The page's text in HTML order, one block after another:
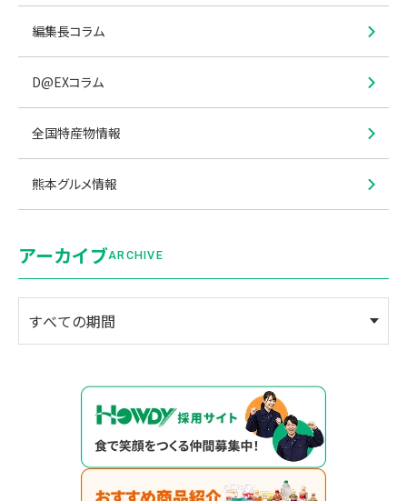
編集長コラム
D@EXコラム
全国特産物情報
熊本グルメ情報
アーカイブARCHIVE